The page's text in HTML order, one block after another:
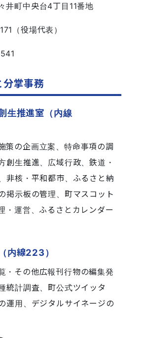
井町中央台4丁目11番地
（役場代表）
分掌事務
生推進室（内線
策の企画立案、特命事項の調
創生推進、広域行政、鉄道・
非核・平和都市、ふるさと納
掲示板の管理、町マスコット
・運営、ふるさとカレンダー
内線223）
・その他広報刊行物の編集発
統計調査、町公式ツイッタ
運用、デジタルサイネージの